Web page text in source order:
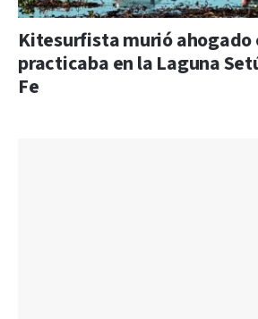
Kitesurfista murió ahogado
practicaba en la Laguna
Fe